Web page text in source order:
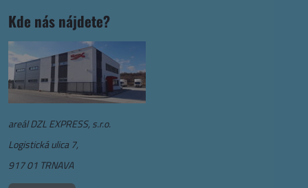
Kde nás nájdete?
areál DZL EXPRESS, s.r.o.
Logistická ulica 7,
917 01 TRNAVA